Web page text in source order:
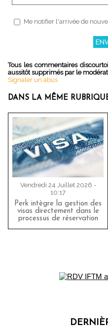
Me notifier l'arrivée de
Tous les commentaires
aussitôt supprimés par le
Signaler un abus
DANS LA MÊME
Vendredi 24 Juillet 2026 -
10:17
Perk intègre la gestion des
visas directement dans le
processus de réservation